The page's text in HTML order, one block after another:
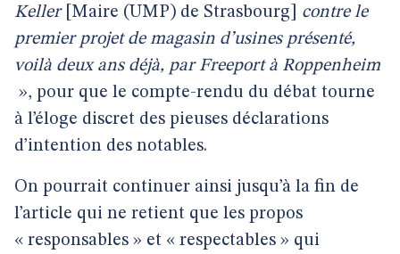
Keller [Maire (UMP) de Strasbourg] contre le
premier projet de magasin d’usines présenté,
voilà deux ans déjà, par Freeport à Roppenheim
», pour que le compte-rendu du débat tourne
à l’éloge discret des pieuses déclarations
d’intention des notables.
On pourrait continuer ainsi jusqu’à la fin de
l’article qui ne retient que les propos
« responsables » et « respectables » qui